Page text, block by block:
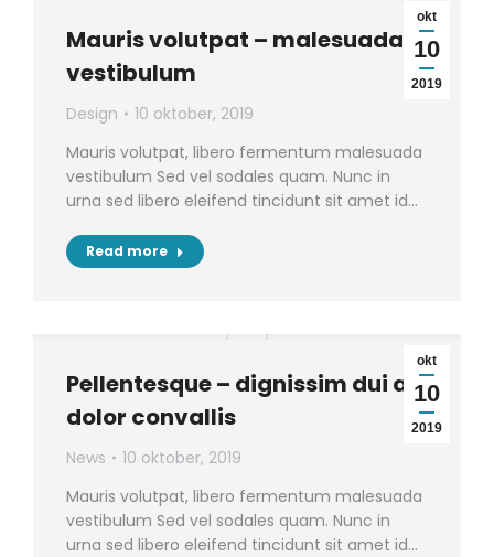
okt
10
2019
Mauris volutpat – malesuada
vestibulum
Design
10 oktober, 2019
Mauris volutpat, libero fermentum malesuada
vestibulum Sed vel sodales quam. Nunc in
urna sed libero eleifend tincidunt sit amet id…
Read more
okt
10
2019
Pellentesque – dignissim dui ac
dolor convallis
News
10 oktober, 2019
Mauris volutpat, libero fermentum malesuada
vestibulum Sed vel sodales quam. Nunc in
urna sed libero eleifend tincidunt sit amet id…